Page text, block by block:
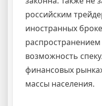
российским
иностранных
возможность
финансовых
массы населения.